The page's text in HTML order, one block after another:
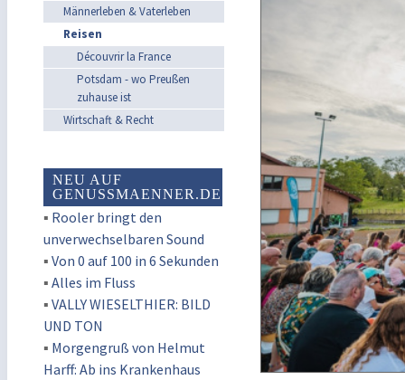
Männerleben & Vaterleben
Reisen
Découvrir la France
Potsdam - wo Preußen
zuhause ist
Wirtschaft & Recht
NEU AUF
GENUSSMAENNER.DE
▪ Rooler bringt den
unverwechselbaren Sound
▪ Von 0 auf 100 in 6 Sekunden
▪ Alles im Fluss
▪ VALLY WIESELTHIER: BILD
UND TON
▪ Morgengruß von Helmut
Harff: Ab ins Krankenhaus